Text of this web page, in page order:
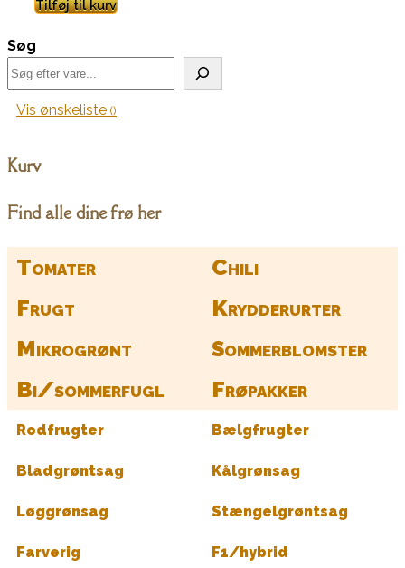
Tilføj til kurv
Søg
Vis ønskeliste
Kurv
Find alle dine frø her
Tomater
Chili
Frugt
Krydderurter
Mikrogrønt
Sommerblomster
Bi/sommerfugl
Frøpakker
Rodfrugter Bælgfrugter
Bladgrøntsag Kålgrønsag
Løggrønsag Stængelgrøntsag
Farverig F1/hybrid